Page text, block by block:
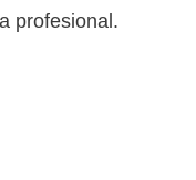
profesional.